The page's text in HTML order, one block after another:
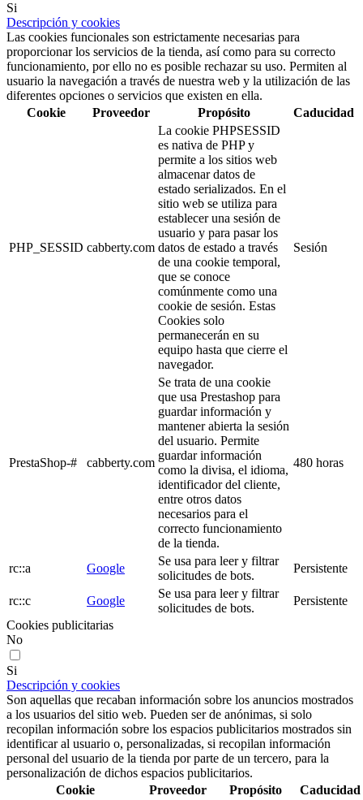
Si
Descripción y cookies
Las cookies funcionales son estrictamente necesarias para
proporcionar los servicios de la tienda, así como para su correcto
funcionamiento, por ello no es posible rechazar su uso. Permiten al
usuario la navegación a través de nuestra web y la utilización de las
diferentes opciones o servicios que existen en ella.
Cookie
Proveedor Propósito Caducidad
PHP_SESSID cabberty.com
La cookie PHPSESSID
es nativa de PHP y
permite a los sitios web
almacenar datos de
estado serializados. En el
sitio web se utiliza para
establecer una sesión de
usuario y para pasar los
datos de estado a través
de una cookie temporal,
que se conoce
comúnmente como una
cookie de sesión. Estas
Cookies solo
permanecerán en su
equipo hasta que cierre el
navegador.
Sesión
PrestaShop-# cabberty.com
Se trata de una cookie
que usa Prestashop para
guardar información y
mantener abierta la sesión
del usuario. Permite
guardar información
como la divisa, el idioma,
identificador del cliente,
entre otros datos
necesarios para el
correcto funcionamiento
de la tienda.
480 horas
rc::a Google
Se usa para leer y filtrar
solicitudes de bots.
Persistente
rc::c Google
Se usa para leer y filtrar
solicitudes de bots.
Persistente
Cookies publicitarias
No
Si
Descripción y cookies
Son aquellas que recaban información sobre los anuncios mostrados
a los usuarios del sitio web. Pueden ser de anónimas, si solo
recopilan información sobre los espacios publicitarios mostrados sin
identificar al usuario o, personalizadas, si recopilan información
personal del usuario de la tienda por parte de un tercero, para la
personalización de dichos espacios publicitarios.
Cookie
Proveedor Propósito Caducidad